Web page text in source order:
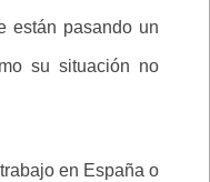
están pasando un
su situación no
en España o